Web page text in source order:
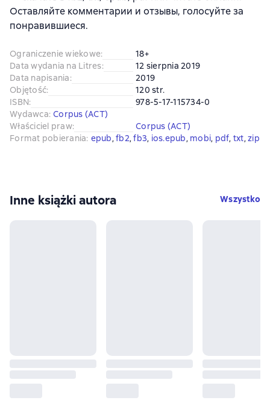
Оставляйте комментарии и отзывы, голосуйте за
понравившиеся.
Ograniczenie wiekowe:
18+
Data wydania na Litres:
12 sierpnia 2019
Data napisania:
2019
Objętość:
120 str.
ISBN:
978-5-17-115734-0
Wydawca: Corpus (АСТ)
Właściciel praw:
Corpus (АСТ)
Format pobierania: epub, fb2, fb3, ios.epub, mobi, pdf, txt, zip
Inne książki autora Wszystko